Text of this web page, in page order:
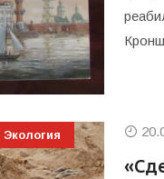
Экология